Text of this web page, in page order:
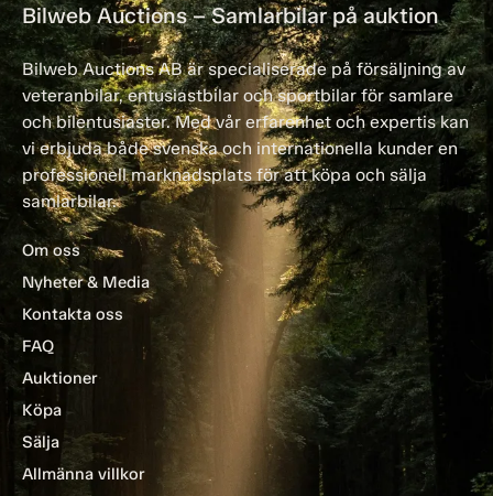
Bilweb Auctions – Samlarbilar på auktion
Bilweb Auctions AB är specialiserade på försäljning av
veteranbilar, entusiastbilar och sportbilar för samlare
och bilentusiaster. Med vår erfarenhet och expertis kan
vi erbjuda både svenska och internationella kunder en
professionell marknadsplats för att köpa och sälja
samlarbilar.
Om oss
Nyheter & Media
Kontakta oss
FAQ
Auktioner
Köpa
Sälja
Allmänna villkor